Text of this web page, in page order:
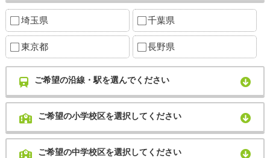
埼玉県 千葉県
東京都 長野県
ご希望の沿線・駅を選んでください
ご希望の小学校区を選択してください
ご希望の中学校区を選択してください